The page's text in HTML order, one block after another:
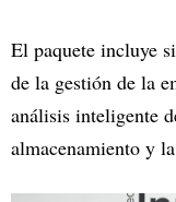
El paquete incluye
de la gestión de la
análisis inteligente
almacenamiento y